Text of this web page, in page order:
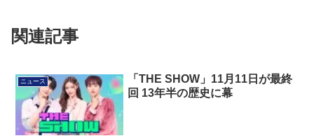
関連記事
ニュース
「THE SHOW」11月11日が最終
回 13年半の歴史に幕